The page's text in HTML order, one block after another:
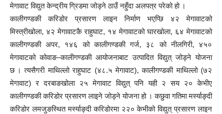
मेगावाट विद्युत केन्द्रीय ग्रिडमा जोड्ने ठाउँ नहुँदा अलपत्र परेको हो ।
कालीगण्डकी करिडोर प्रसारण लाइन निर्माण भएप्छि ४२ मेगावाटको
मिस्त्रीखोला, ४२ मेगावाटकै राहुघाट, १४ मेगावाटको घारखोला, ६४ मेगावाटको
कालीगण्डकी अपर, १४६ को कालीगण्डकी गर्ज, ३८ को नीलगिरी, ४५०
मेगावाटको कोवाङ–कालीगण्डकी आयोजनाबाट उत्पादित विद्युत् जोड्ने योजना
छ । त्यसैगरी माथिल्लो राहुघाट (४८.५ मेगावाट), कालीगण्डकी माथिल्लो (७२
मेगावाट) र दरबाङखोला २५ मेगावाट विद्युत् पनि यही २ सय २० केभीए
कालीगण्डकी करिडोर प्रसारण लाइने जोड्ने योजना हो । कछुवा गतिमा मर्स्याङ्दी
करिडोर लमजुङस्थित मर्स्याङ्दी करिडोरमा २२० केभीको विद्युत् प्रसारण लाइन